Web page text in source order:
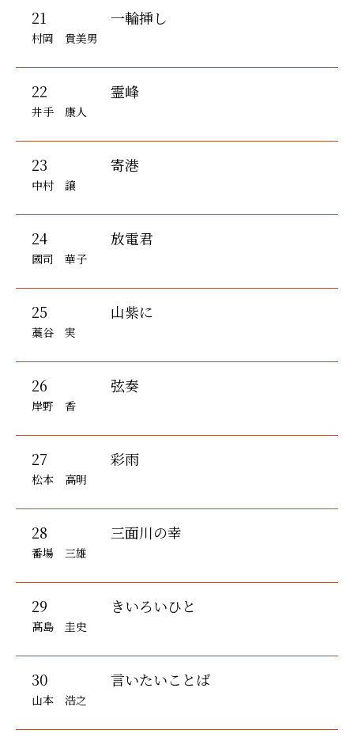
21 一輪挿し
村岡 貴美男
22 霊峰
井手 康人
23 寄港
中村 譲
24 放電君
國司 華子
25 山紫に
藁谷 実
26 弦奏
岸野 香
27 彩雨
松本 高明
28 三面川の幸
番場 三雄
29 きいろいひと
髙島 圭史
30 言いたいことば
山本 浩之